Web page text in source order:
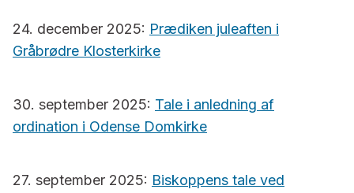
24. december 2025: Prædiken juleaften i
Gråbrødre Klosterkirke
30. september 2025: Tale i anledning af
ordination i Odense Domkirke
27. september 2025: Biskoppens tale ved